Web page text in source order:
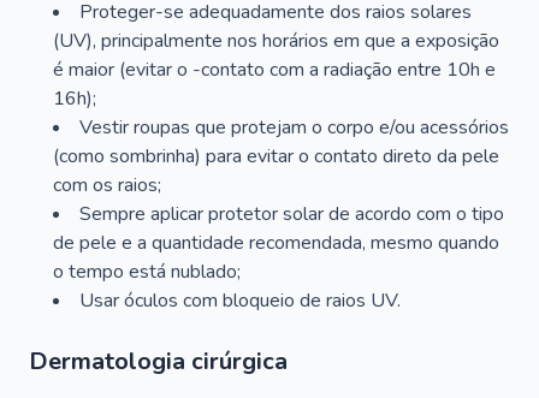
Proteger-se adequadamente dos raios solares
(UV), principalmente nos horários em que a exposição
é maior (evitar o -contato com a radiação entre 10h e
16h);
Vestir roupas que protejam o corpo e/ou acessórios
(como sombrinha) para evitar o contato direto da pele
com os raios;
Sempre aplicar protetor solar de acordo com o tipo
de pele e a quantidade recomendada, mesmo quando
o tempo está nublado;
Usar óculos com bloqueio de raios UV.
Dermatologia cirúrgica